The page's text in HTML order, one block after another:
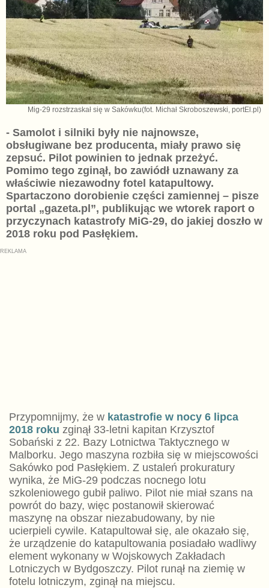
Mig-29 rozstrzaskał się w Sakówku(fot. Michał Skroboszewski, portEl.pl)
- Samolot i silniki były nie najnowsze,
obsługiwane bez producenta, miały prawo się
zepsuć. Pilot powinien to jednak przeżyć.
Pomimo tego zginął, bo zawiódł uznawany za
właściwie niezawodny fotel katapultowy.
Spartaczono dorobienie części zamiennej – pisze
portal „gazeta.pl”, publikując we wtorek raport o
przyczynach katastrofy MiG-29, do jakiej doszło w
2018 roku pod Pasłękiem.
Przypomnijmy, że wkatastrofie w nocy 6 lipca
2018 roku zginął 33-letni kapitan Krzysztof
Sobański z 22. Bazy Lotnictwa Taktycznego w
Malborku. Jego maszyna rozbiła się w miejscowości
Sakówko pod Pasłękiem. Z ustaleń prokuratury
wynika, że MiG-29 podczas nocnego lotu
szkoleniowego gubił paliwo. Pilot nie miał szans na
powrót do bazy, więc postanowił skierować
maszynę na obszar niezabudowany, by nie
ucierpieli cywile. Katapultował się, ale okazało się,
że urządzenie do katapultowania posiadało wadliwy
element wykonany w Wojskowych Zakładach
Lotniczych w Bydgoszczy. Pilot runął na ziemię w
fotelu lotniczym, zginął na miejscu.